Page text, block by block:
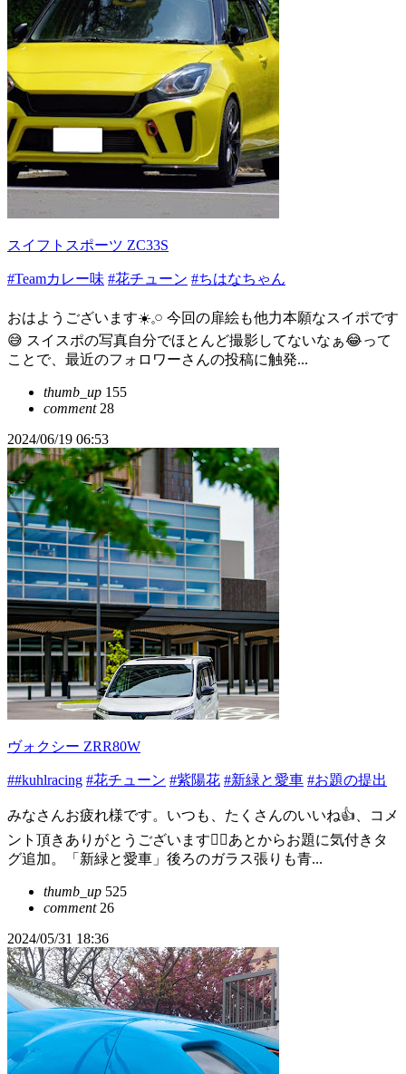
スイフトスポーツ ZC33S
#Teamカレー味 #花チューン #ちはなちゃん
おはようございます☀️𓈒𓏸 今回の扉絵も他力本願なスイポです
😅 スイスポの写真自分でほとんど撮影してないなぁ😂って
ことで、最近のフォロワーさんの投稿に触発...
thumb_up 155
comment28
2024/06/19 06:53
ヴォクシー ZRR80W
##kuhlracing #花チューン #紫陽花 #新緑と愛車 #お題の提出
みなさんお疲れ様です。いつも、たくさんのいいね👍、コメ
ント頂きありがとうございます🙇‍♂️あとからお題に気付きタ
グ追加。「新緑と愛車」後ろのガラス張りも青...
thumb_up 525
comment26
2024/05/31 18:36